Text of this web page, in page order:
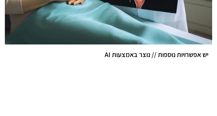
יש אפשרויות נוספות // נוצר באמצעות AI